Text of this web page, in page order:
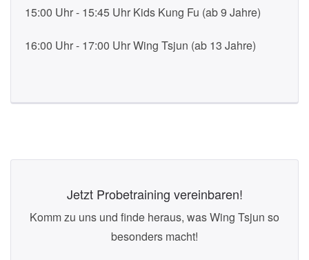
15:00 Uhr - 15:45 Uhr Kids Kung Fu (ab 9 Jahre)
16:00 Uhr - 17:00 Uhr Wing Tsjun (ab 13 Jahre)
Jetzt Probetraining vereinbaren!
Komm zu uns und finde heraus, was Wing Tsjun so
besonders macht!